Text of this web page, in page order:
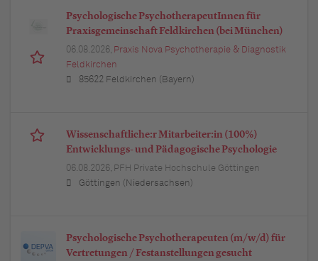
Psychologische PsychotherapeutInnen für
Praxisgemeinschaft Feldkirchen (bei München)
06.08.2026, Praxis Nova Psychotherapie & Diagnostik
Feldkirchen
85622 Feldkirchen (Bayern)
Wissenschaftliche:r Mitarbeiter:in (100%)
Entwicklungs- und Pädagogische Psychologie
06.08.2026, PFH Private Hochschule Göttingen
Göttingen (Niedersachsen)
Psychologische Psychotherapeuten (m/w/d) für
Vertretungen / Festanstellungen gesucht